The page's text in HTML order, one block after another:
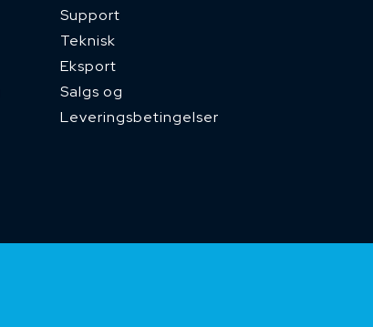
Support
Teknisk
Eksport
Salgs og
Leveringsbetingelser